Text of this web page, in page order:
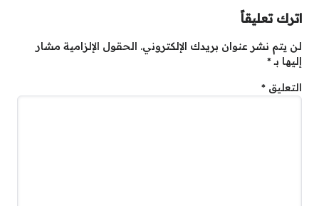
اترك تعليقاً
لن يتم نشر عنوان بريدك الإلكتروني. الحقول الإلزامية مشار
إليها بـ*
التعليق *